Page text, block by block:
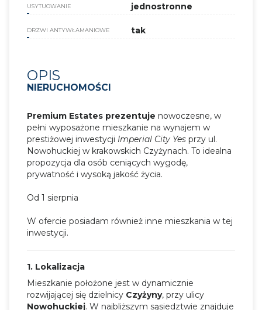
USYTUOWANIE jednostronne
DRZWI ANTYWŁAMANIOWE tak
OPIS
NIERUCHOMOŚCI
Premium Estates prezentuje nowoczesne, w
pełni wyposażone mieszkanie na wynajem w
prestiżowej inwestycji Imperial City Yes przy ul.
Nowohuckiej w krakowskich Czyżynach. To idealna
propozycja dla osób ceniących wygodę,
prywatność i wysoką jakość życia.
Od 1 sierpnia
W ofercie posiadam również inne mieszkania w tej
inwestycji.
1. Lokalizacja
Mieszkanie położone jest w dynamicznie
rozwijającej się dzielnicy Czyżyny, przy ulicy
Nowohuckiej. W najbliższym sąsiedztwie znajduje